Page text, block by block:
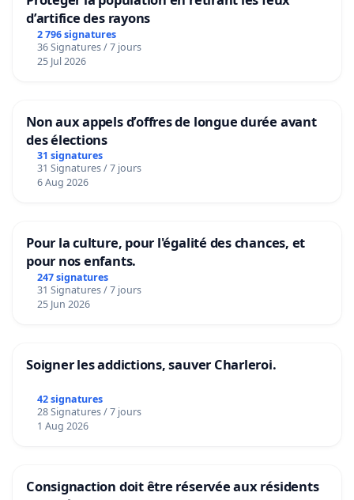
d’artifice des rayons
2 796 signatures
36 Signatures / 7 jours
25 Jul 2026
Non aux appels d’offres de longue durée avant
des élections
31 signatures
31 Signatures / 7 jours
6 Aug 2026
Pour la culture, pour l'égalité des chances, et
pour nos enfants.
247 signatures
31 Signatures / 7 jours
25 Jun 2026
Soigner les addictions, sauver Charleroi.
42 signatures
28 Signatures / 7 jours
1 Aug 2026
Consignaction doit être réservée aux résidents